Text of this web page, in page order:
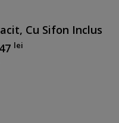
Cu Sifon Inclus
lei